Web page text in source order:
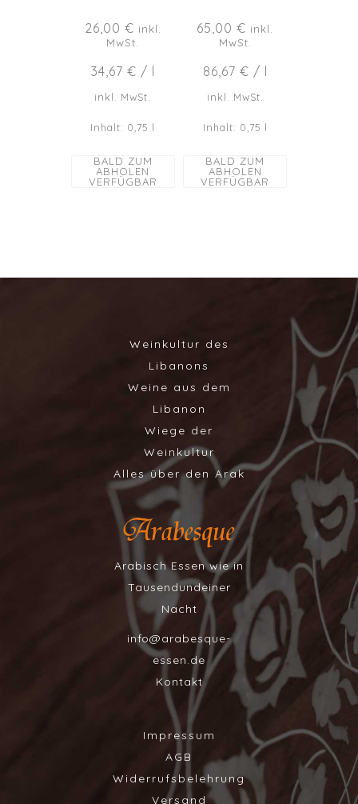
26,00 € inkl.
MwSt.
34,67 € / l
inkl. MwSt.
Inhalt: 0,75 l
BALD ZUM
ABHOLEN
VERFÜGBAR
65,00€ inkl.
MwSt.
86,67 € / l
inkl. MwSt.
Inhalt: 0,75 l
BALD ZUM
ABHOLEN
VERFÜGBAR
Weinkultur des
Libanons
Weine aus dem
Libanon
Wiege der
Weinkultur
Alles über den Arak
Arabisch Essen wie in
Tausendundeiner
Nacht
info@arabesque-
essen.de
Kontakt
Impressum
AGB
Widerrufsbelehrung
Versand